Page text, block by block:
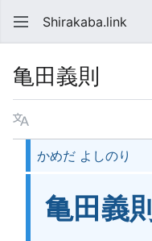
Shirakaba.link
亀田義則
言語
かめだ よしのり
亀田義則